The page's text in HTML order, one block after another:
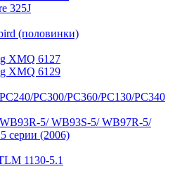
325J
(половинки)
XMQ 6127
XMQ 6129
PC300/PC360/PC130/PC340
5/ WB93S-5/ WB97R-5/
серии (2006)
1130-5.1